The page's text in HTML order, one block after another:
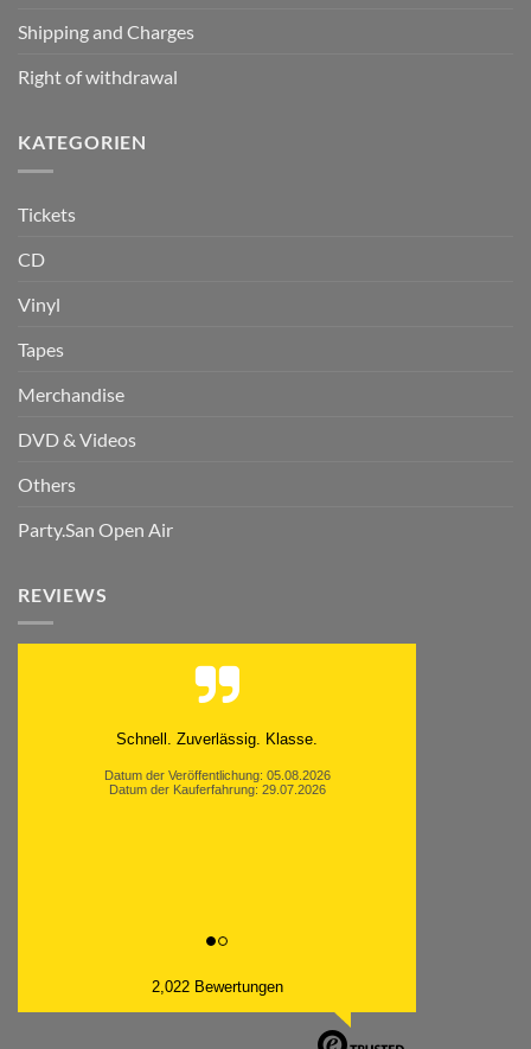
Shipping and Charges
Right of withdrawal
KATEGORIEN
Tickets
CD
Vinyl
Tapes
Merchandise
DVD & Videos
Others
Party.San Open Air
REVIEWS
Moinsen, hat alles super geklappt. Danke ans
Datum der Veröffentlichung: 05.08.2026
2,022 Bewertungen